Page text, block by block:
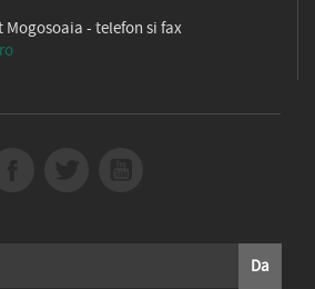
Mogosoaia - telefon si fax